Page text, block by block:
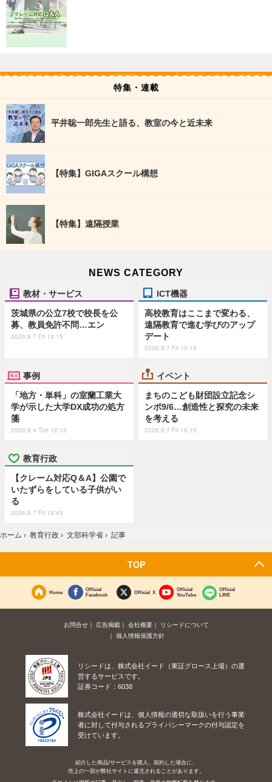
特集・連載
平井聡一郎先生と語る、教室の今と近未来
【特集】GIGAスクール構想
【特集】遠隔授業
NEWS CATEGORY
教材・サービス
茨城県の公立7校で校長を公
募、教員免許不問…エン
2026.8.7 Fri 19:15
ICT機器
高校教育はここまで変わる、
遠隔教育で進む学びのアップ
デート
2026.8.7 Fri 15:15
事例
「地方・単科」の室蘭工業大
学が示した大学DX成功の処方
箋
2026.8.4 Tue 12:15
イベント
まちのこども財団設立記念シ
ンポ9/6…創造性と探究の未来
を考える
2026.8.7 Fri 16:15
教育行政
【クレーム対応Q＆A】公園で
いたずらをしている子供がい
る
2026.8.7 Fri 19:45
ホーム › 教育行政 › 文部科学省 › 記事
TOP
Home
Official
Facebook
Official X
Official
YouTube
Official
LINE
お問合せ 広告掲載 会社概要
リシードについて
個人情報保護方針
リシードは、株式会社イード（東証グロース上場）の運
営するサービスです。
証券コード：6038
株式会社イードは、個人情報の適切な取扱いを行う事業
者に対して付与されるプライバシーマークの付与認定を
受けています。
紹介した商品/サービスを購入、契約した場合に、
売上の一部が弊社サイトに還元されることがあります。